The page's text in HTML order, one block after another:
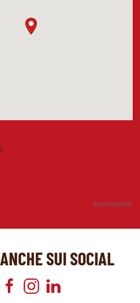
SUCCESSIVO
SUI SOCIAL